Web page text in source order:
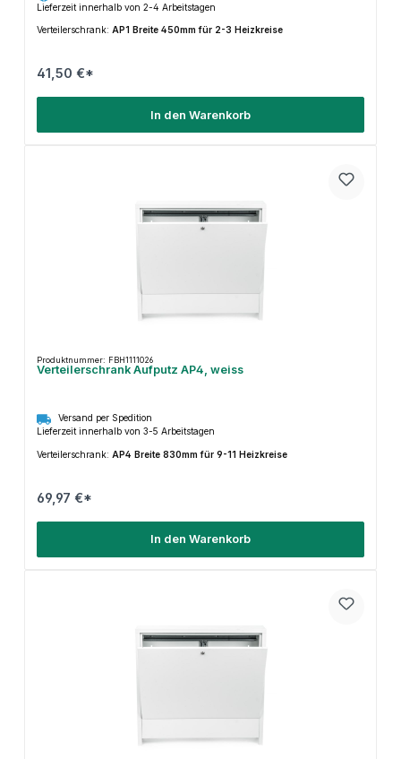
Lieferzeit innerhalb von 2-4 Arbeitstagen
Verteilerschrank: AP1 Breite 450mm für 2-3 Heizkreise
41,50 €*
In den Warenkorb
Produktnummer: FBH1111026
Verteilerschrank Aufputz AP4, weiss
Versand per Spedition
Lieferzeit innerhalb von 3-5 Arbeitstagen
Verteilerschrank: AP4 Breite 830mm für 9-11 Heizkreise
69,97 €*
In den Warenkorb